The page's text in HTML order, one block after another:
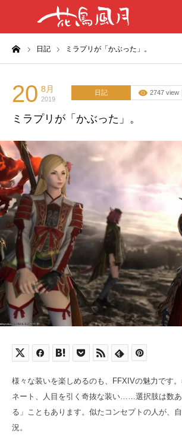
日記 ミラプリが「かぶった」。
20 8月
2019
日記 2747 view
ミラプリが「かぶった」。
様々な装いを楽しめるのも、FFXIVの魅力です
ネート、人目を引く奇抜な装い……選択肢は数
る」こともあります。似たコンセプトの人が、
況。
ホーム
はじめに
刀剣目録
プライバシーポリシー